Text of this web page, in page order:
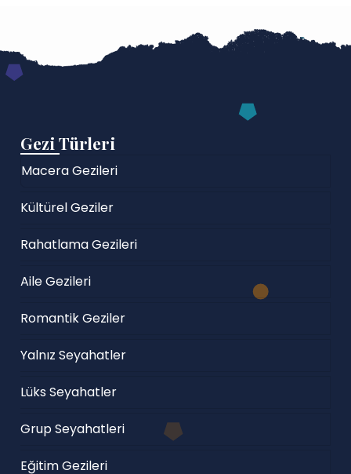
Gezi Türleri
Macera Gezileri
Kültürel Geziler
Rahatlama Gezileri
Aile Gezileri
Romantik Geziler
Yalnız Seyahatler
Lüks Seyahatler
Grup Seyahatleri
Eğitim Gezileri